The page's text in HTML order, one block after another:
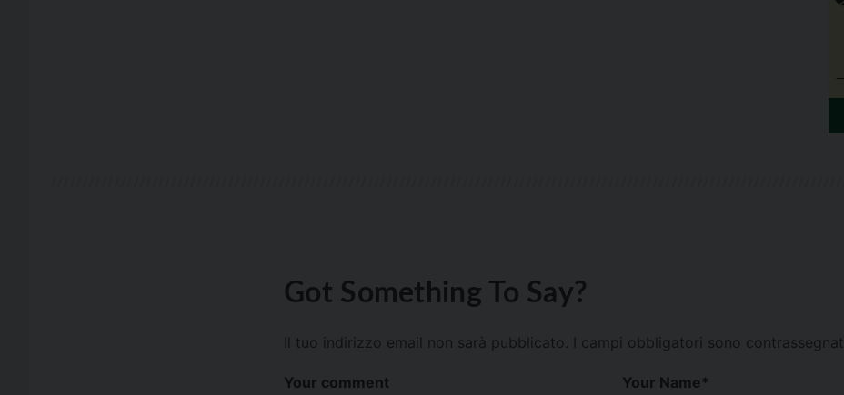
Got Something To Say?
Il tuo indirizzo email non sarà pubblicato. I campi obbligatori sono contrassegnati
Your comment Your Name*